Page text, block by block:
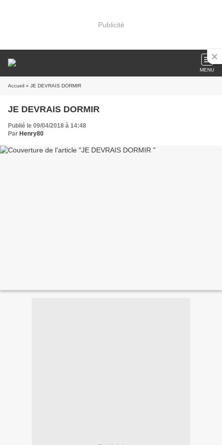
Publicité
MENU
Accueil » JE DEVRAIS DORMIR
JE DEVRAIS DORMIR
Publié le 09/04/2018 à 14:48
Par Henry80